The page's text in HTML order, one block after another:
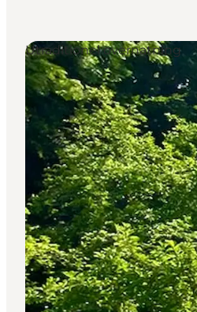
Booking
Utraditionel overnatning